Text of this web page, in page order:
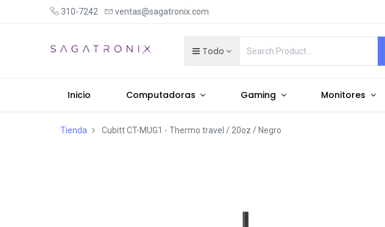
310-7242 ventas@sagatronix.com
Todo
Inicio Computadoras Gaming Monitores
Tienda Cubitt CT-MUG1 - Thermo travel / 20oz / Negro